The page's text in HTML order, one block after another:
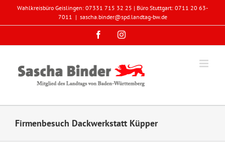
Wahlkreisbüro Geislingen: 07331 715 32 25 | Büro Stuttgart: 0711 20 63-
7011 | sascha.binder@spd.landtag-bw.de
FacebookInstagram
Firmenbesuch Dackwerkstatt Küpper